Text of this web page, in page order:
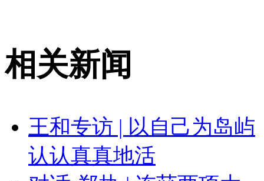
相关新闻
王和专访 | 以自己为岛屿
认认真真地活